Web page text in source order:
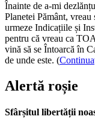
Înainte de a-mi
Planetei Pământ,
urmeze Indicațiile și
pentru că vreau ca
vină să se Întoarcă în
de unde este. (
Alertă roșie
Sfârșitul libertății